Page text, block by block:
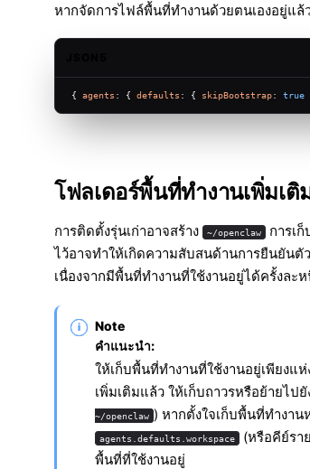
หากจัดการไฟล์พื้นที่ทำงานด้วยตนเองอยู่แล้
{ agents : { defaults : { skipBootstrap: true
โฟลเดอร์พื้นที่ทำงานเพิ่มเติ
การติดตั้งรุ่นเก่าอาจสร้าง ~/openclaw การเก็
ไว้อาจทำให้เกิดความสับสนด้านการยืนยัน
เนื่องจากมีพื้นที่ทำงานที่ใช้งานอยู่ได้ครั้งละ
Note
คำแนะนำ:
ให้เก็บพื้นที่ทำงานที่ใช้งานอยู่เพียงแ
เพิ่มเติมแล้ว ให้เก็บถาวรหรือย้ายไป
~/openclaw ) หากตั้งใจเก็บพื้นที่ทำงา
agents.defaults.workspace (หรือคีย์รา
พื้นที่ที่ใช้งานอยู่